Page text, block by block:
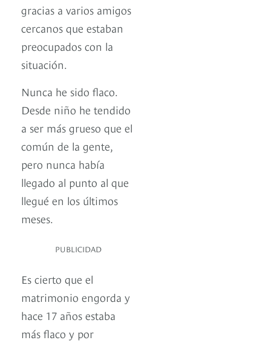
gracias a varios amigos
cercanos que estaban
preocupados con la
situación.
Nunca he sido flaco.
Desde niño he tendido
a ser más grueso que el
común de la gente,
pero nunca había
llegado al punto al que
llegué en los últimos
meses.
PUBLICIDAD
Es cierto que el
matrimonio engorda y
hace 17 años estaba
más flaco y por